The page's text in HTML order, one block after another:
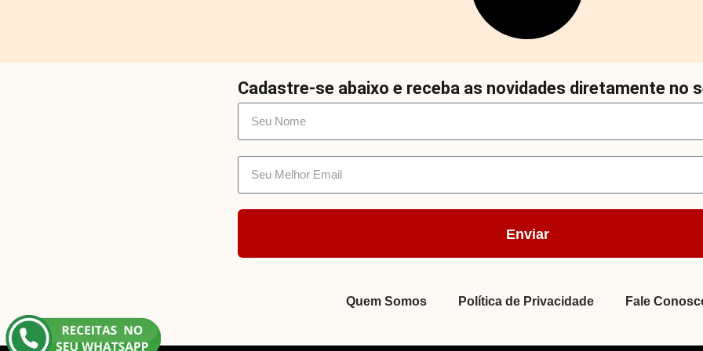
Cadastre-se abaixo e receba as novidades diretamente no
Enviar
Quem Somos Política de Privacidade Fale